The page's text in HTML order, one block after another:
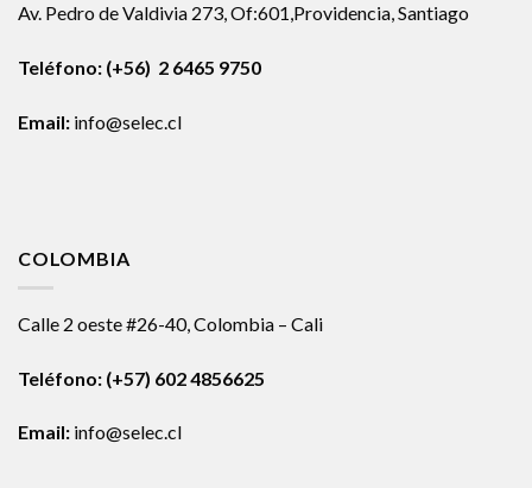
Av. Pedro de Valdivia 273, Of:601,Providencia, Santiago
Teléfono: (+56) 2 6465 9750
Email: info@selec.cl
COLOMBIA
Calle 2 oeste #26-40, Colombia – Cali
Teléfono: (+57) 602 4856625
Email: info@selec.cl